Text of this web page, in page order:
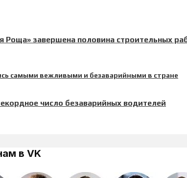
Роща» завершена половина строительных
число безаварийных водителей
в VK